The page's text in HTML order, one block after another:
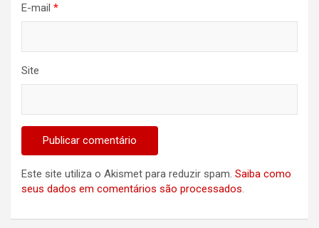
E-mail *
Site
Este site utiliza o Akismet para reduzir spam. Saiba como
seus dados em comentários são processados.